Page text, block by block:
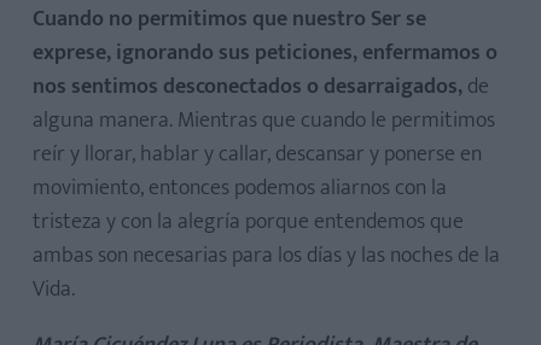
Cuando no permitimos que nuestro Ser se
exprese, ignorando sus peticiones, enfermamos o
nos sentimos desconectados o desarraigados,de
alguna manera. Mientras que cuando le permitimos
reír y llorar, hablar y callar, descansar y ponerse en
movimiento, entonces podemos aliarnos con la
tristeza y con la alegría porque entendemos que
ambas son necesarias para los días y las noches de la
Vida.